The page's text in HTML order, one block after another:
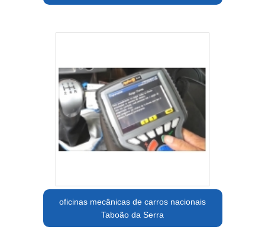
oficinas mecânicas de carros nacionais
Taboão da Serra